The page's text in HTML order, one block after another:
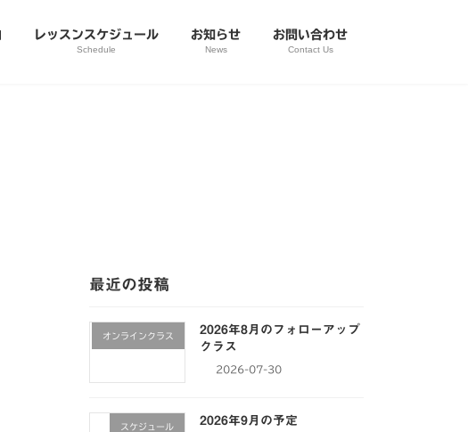
レッスンスケジュール
Schedule
お知らせ
News
お問い合わせ
Contact Us
最近の投稿
オンラインクラス
2026年8月のフォローアップ
クラス
2026-07-30
スケジュール 2026年9月の予定